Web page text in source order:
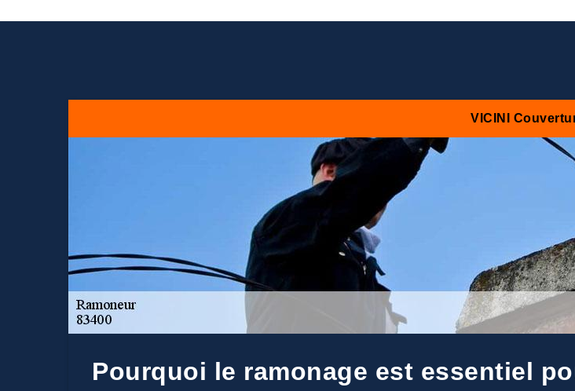
VICINI
Pourquoi le ramonage est essentiel